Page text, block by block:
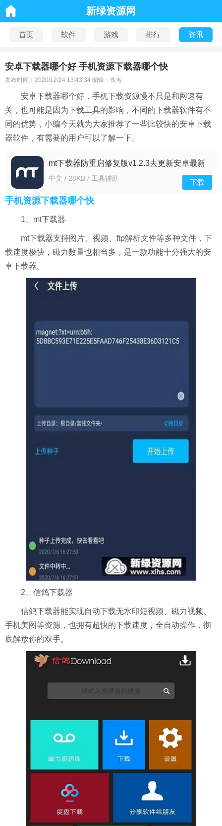
新绿资源网
首页 软件 游戏 排行 资讯
安卓下载器哪个好 手机资源下载器哪个快
发布时间：2020/12/24 13:43:34 编辑：佚名
安卓下载器哪个好，手机下载资源慢不只是和网速有
关，也可能是因为下载工具的影响，不同的下载器软件有不
同的优势，小编今天就为大家推荐了一些比较快的安卓下载
器软件，有需要的用户可以了解一下。
mt下载器防重启修复版v1.2.3去更新安卓最新
版
中文 / 28KB / 工具辅助 下载
手机资源下载器哪个快
1、mt下载器
mt下载器支持图片、视频、ftp解析文件等多种文件，下
载速度极快，磁力数量也相当多，是一款功能十分强大的安
卓下载器。
2、信鸽下载器
信鸽下载器能实现自动下载无水印短视频、磁力视频、
手机美图等资源，也拥有超快的下载速度，全自动操作，彻
底解放你的双手。